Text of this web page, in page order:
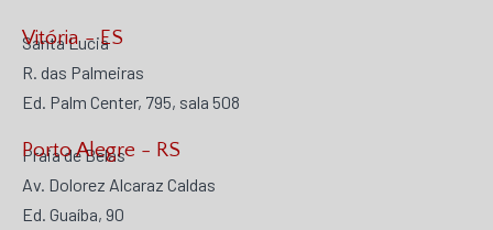
Santa Lucia
R. das Palmeiras
Ed. Palm Center, 795, sala 508
Vitória - ES
Praia de Belas
Av. Dolorez Alcaraz Caldas
Ed. Guaíba, 90
Porto Alegre - RS